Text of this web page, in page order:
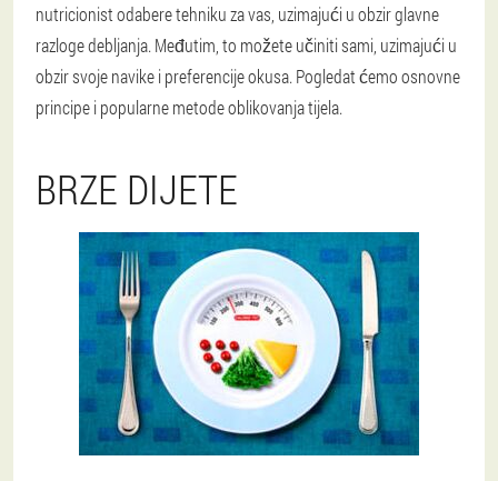
nutricionist odabere tehniku za vas, uzimajući u obzir glavne
razloge debljanja. Međutim, to možete učiniti sami, uzimajući u
obzir svoje navike i preferencije okusa. Pogledat ćemo osnovne
principe i popularne metode oblikovanja tijela.
BRZE DIJETE